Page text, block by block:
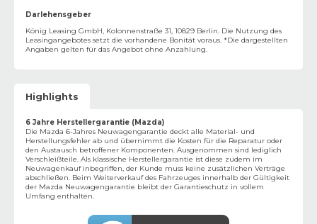
Darlehensgeber
König Leasing GmbH, Kolonnenstraße 31, 10829 Berlin. Die Nutzung des
Leasingangebotes setzt die vorhandene Bonität voraus. *Die dargestellten
Angaben gelten für das Angebot ohne Anzahlung.
Highlights
6 Jahre Herstellergarantie (Mazda)
Die Mazda 6-Jahres Neuwagengarantie deckt alle Material- und
Herstellungsfehler ab und übernimmt die Kosten für die Reparatur oder
den Austausch betroffener Komponenten. Ausgenommen sind lediglich
Verschleißteile. Als klassische Herstellergarantie ist diese zudem im
Neuwagenkauf inbegriffen, der Kunde muss keine zusätzlichen Verträge
abschließen. Beim Weiterverkauf des Fahrzeuges innerhalb der Gültigkeit
der Mazda Neuwagengarantie bleibt der Garantieschutz in vollem
Umfang enthalten.